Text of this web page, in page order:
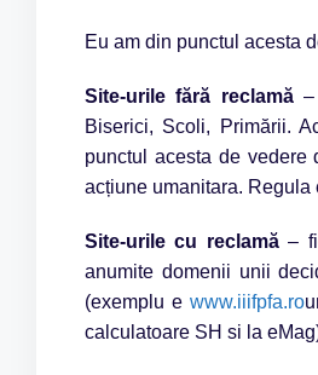
Eu am din punctul acesta
Site-urile fără reclamă–
Biserici, Scoli, Primării.
punctul acesta de
acțiune umanitara. Regula
Site-urile cu reclamă–
anumite domenii unii
(exemplu e www.iiifpfa.ro
calculatoare SH si la